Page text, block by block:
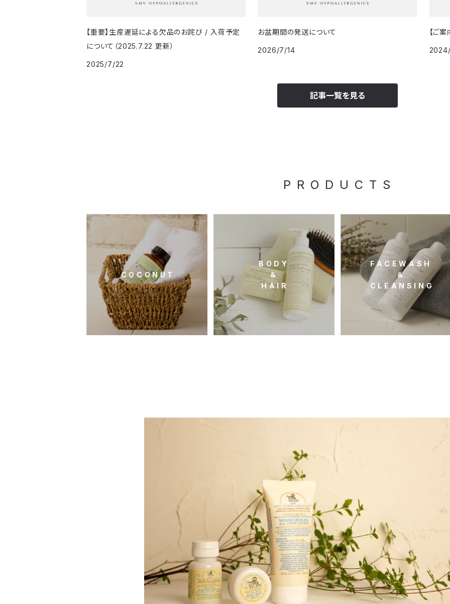
【重要】生産遅延による欠品のお詫び / 入荷予定
について（2025.7.22 更新）
2025/7/22
お盆期間の発送について
2026/7/14
【ご
記事一覧を見る
P R O D U C T S
C O C O N U T
B O D Y
＆
H A I R
F A C E W A S H
＆
C L E A N S I N G